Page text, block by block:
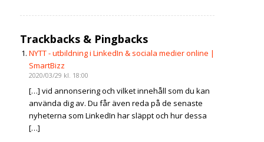
Trackbacks & Pingbacks
NYTT - utbildning i LinkedIn & sociala medier online |
SmartBizz
2020/03/29 kl. 18:00
[…] vid annonsering och vilket innehåll som du kan
använda dig av. Du får även reda på de senaste
nyheterna som LinkedIn har släppt och hur dessa
[…]